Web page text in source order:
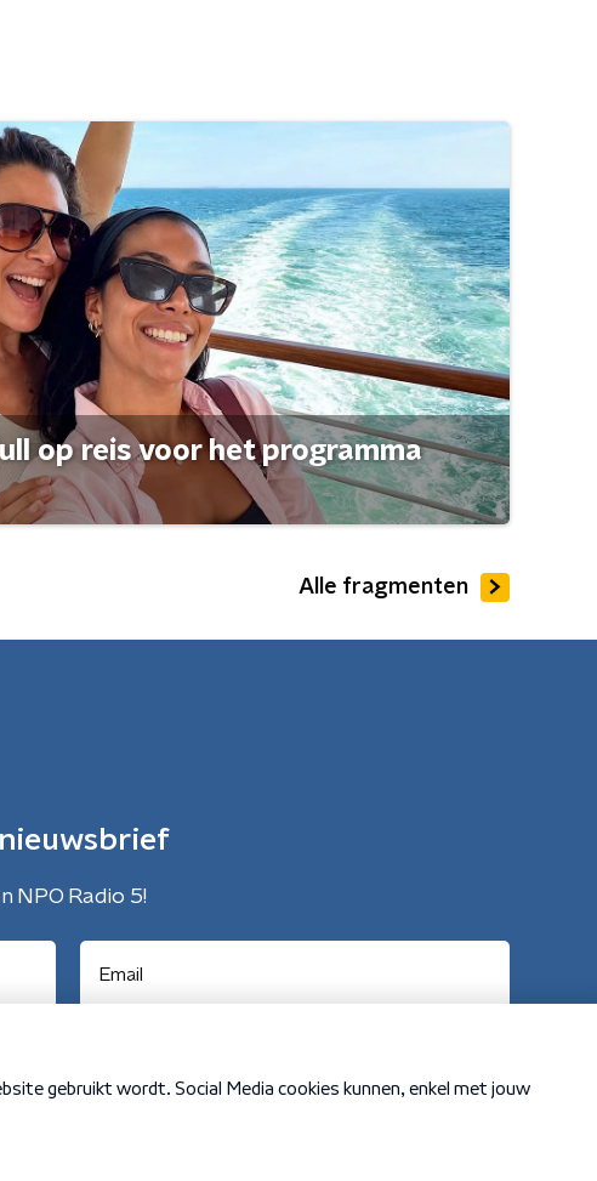
op reis voor het programma
Alle fragmenten
nieuwsbrief
NPO Radio 5!